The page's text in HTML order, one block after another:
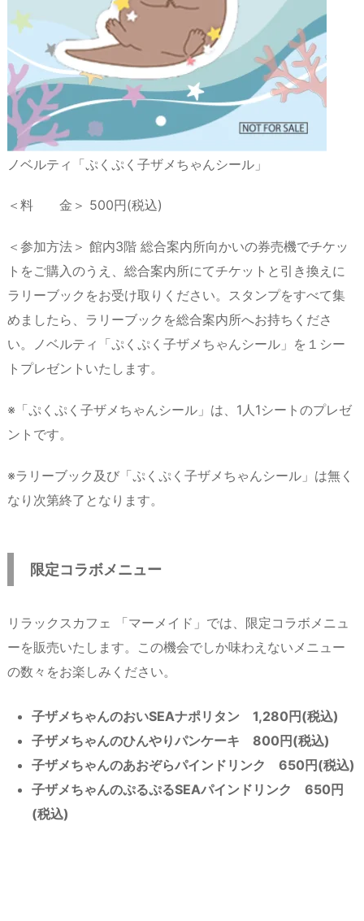
ノベルティ「ぷくぷく子ザメちゃんシール」
＜料 金＞ 500円(税込)
＜参加方法＞ 館内3階 総合案内所向かいの券売機でチケッ
トをご購入のうえ、総合案内所にてチケットと引き換えに
ラリーブックをお受け取りください。スタンプをすべて集
めましたら、ラリーブックを総合案内所へお持ちくださ
い。ノベルティ「ぷくぷく子ザメちゃんシール」を１シー
トプレゼントいたします。
※「ぷくぷく子ザメちゃんシール」は、1人1シートのプレゼ
ントです。
※ラリーブック及び「ぷくぷく子ザメちゃんシール」は無く
なり次第終了となります。
限定コラボメニュー
リラックスカフェ 「マーメイド」では、限定コラボメニュ
ーを販売いたします。この機会でしか味わえないメニュー
の数々をお楽しみください。
子ザメちゃんのおいSEAナポリタン 1,280円(税込)
子ザメちゃんのひんやりパンケーキ 800円(税込)
子ザメちゃんのあおぞらパインドリンク 650円(税込)
子ザメちゃんのぷるぷるSEAパインドリンク 650円
(税込)